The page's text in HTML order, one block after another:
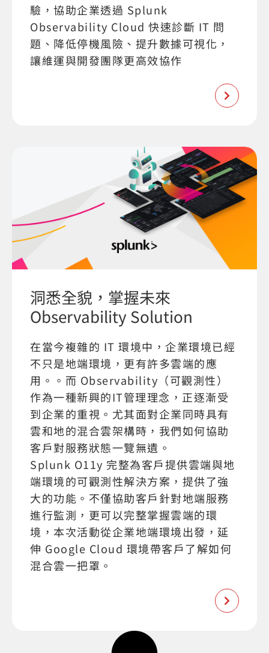
驗，協助企業透過 Splunk
Observability Cloud 快速診斷 IT 問
題、降低停機風險、提升數據可視化，
讓維運與開發團隊更高效協作
洞悉全貌，掌握未來
Observability Solution
在當今複雜的 IT 環境中，企業環境已經
不只是地端環境，更有許多雲端的應
用。。而 Observability（可觀測性）
作為一種新興的IT管理理念，正逐漸受
到企業的重視。尤其面對企業同時具有
雲和地的混合雲架構時，我們如何協助
客戶對服務狀態一覽無遺。
Splunk O11y 完整為客戶提供雲端與地
端環境的可觀測性解決方案，提供了強
大的功能。不僅協助客戶針對地端服務
進行監測，更可以完整掌握雲端的環
境，本次活動從企業地端環境出發，延
伸 Google Cloud 環境帶客戶了解如何
混合雲一把罩。